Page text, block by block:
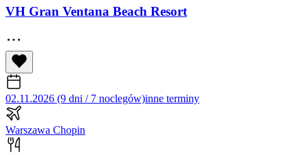
VH Gran Ventana Beach Resort
02.11.2026 (9 dni / 7 noclegów)inne terminy
Warszawa Chopin